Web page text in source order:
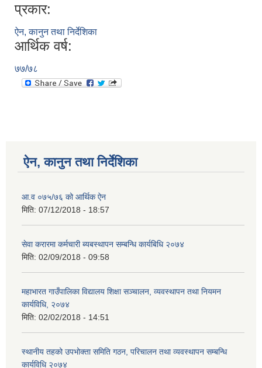
प्रकार:
ऐन, कानुन तथा निर्देशिका
आर्थिक वर्ष:
७७/७८
ऐन, कानुन तथा निर्देशिका
आ.व ०७५/७६ को आर्थिक ऐन
मिति: 07/12/2018 - 18:57
सेवा करारमा कर्मचारी ब्यबस्थापन सम्बन्धि कार्यबिधि २०७४
मिति: 02/09/2018 - 09:58
महाभारत गाउँपालिका विद्यालय शिक्षा सञ्चालन, व्यवस्थापन तथा नियमन
कार्यविधि, २०७४
मिति: 02/02/2018 - 14:51
स्थानीय तहको उपभोक्ता समिति गठन, परिचालन तथा व्यवस्थापन सम्बन्धि
कार्यविधि २०७४